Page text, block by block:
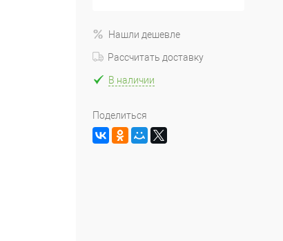
Нашли дешевле
Рассчитать доставку
В наличии
Поделиться